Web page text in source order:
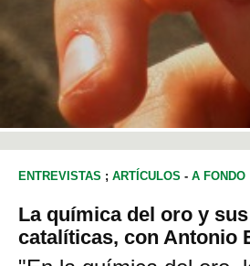
ENTREVISTAS ; ARTÍCULOS - A FONDO
La química del oro y
catalíticas, con Antonio